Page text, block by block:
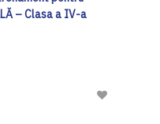
– Clasa a IV-a
Adaugă